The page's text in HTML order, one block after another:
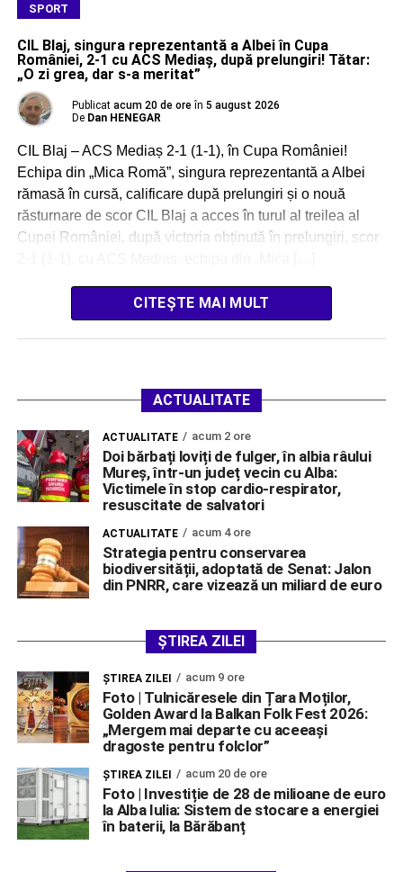
SPORT
CIL Blaj, singura reprezentantă a Albei în Cupa
României, 2-1 cu ACS Mediaș, după prelungiri! Tătar:
„O zi grea, dar s-a meritat”
Publicat acum 20 de ore în 5 august 2026
De Dan HENEGAR
CIL Blaj – ACS Mediaș 2-1 (1-1), în Cupa României!
Echipa din „Mica Romă”, singura reprezentantă a Albei
rămasă în cursă, calificare după prelungiri și o nouă
răsturnare de scor CIL Blaj a acces în turul al treilea al
Cupei României, după victoria obținută în prelungiri, scor
CITEȘTE MAI MULT
ACTUALITATE
ACTUALITATE acum 2 ore
Doi bărbați loviți de fulger, în albia râului
Mureș, într-un județ vecin cu Alba:
Victimele în stop cardio-respirator,
resuscitate de salvatori
ACTUALITATE acum 4 ore
Strategia pentru conservarea
biodiversității, adoptată de Senat: Jalon
din PNRR, care vizează un miliard de euro
ȘTIREA ZILEI
ŞTIREA ZILEI acum 9 ore
Foto | Tulnicăresele din Țara Moților,
Golden Award la Balkan Folk Fest 2026:
„Mergem mai departe cu aceeași
dragoste pentru folclor”
ŞTIREA ZILEI acum 20 de ore
Foto | Investiție de 28 de milioane de euro
la Alba Iulia: Sistem de stocare a energiei
în baterii, la Bărăbanț